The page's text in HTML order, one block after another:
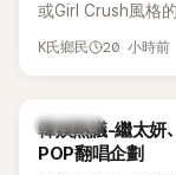
或Girl Crush風格
創Rap及成員親自
為第五代女團中極
K氏鄉民 20 小時前
熱議討論
韓娛熱議-繼太妍
POP翻唱企劃